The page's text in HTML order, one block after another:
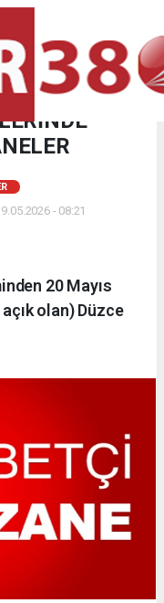
- 08:21
20 Mayıs
olan) Düzce